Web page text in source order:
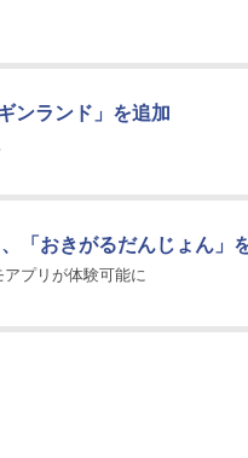
ンランド」を追加
「おきがるだんじょん」
プリが体験可能に